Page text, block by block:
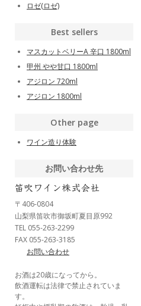
ロゼ(ロゼ)
Best sellers
マスカットベリーA 辛口 1800ml
甲州 やや甘口 1800ml
アジロン 720ml
アジロン 1800ml
Other page
ワイン造り体験
お問い合わせ先
〒406-0804
山梨県笛吹市御坂町夏目原992
TEL 055-263-2299
FAX 055-263-3185
お問い合わせ
お酒は20歳になってから。
飲酒運転は法律で禁止されていま
す。